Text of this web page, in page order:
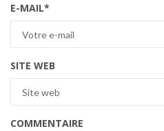
E-MAIL*
SITE WEB
COMMENTAIRE